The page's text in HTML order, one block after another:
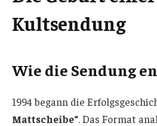
Kultsendung
Wie die Sendung
1994 begann die
Mattscheibe“. Das Format